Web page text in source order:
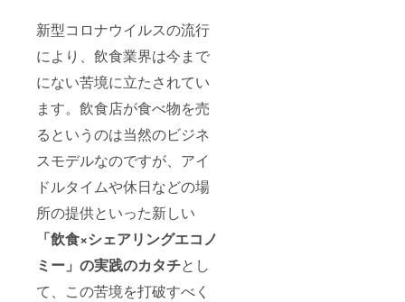
新型コロナウイルスの流行
により、飲食業界は今まで
にない苦境に立たされてい
ます。飲食店が食べ物を売
るというのは当然のビジネ
スモデルなのですが、アイ
ドルタイムや休日などの場
所の提供といった新しい
「飲食×シェアリングエコノ
ミー」の実践のカタチとし
て、この苦境を打破すべく